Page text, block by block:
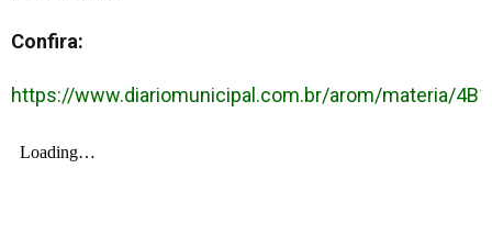
Confira:
https://www.diariomunicipal.com.br/arom/materia/